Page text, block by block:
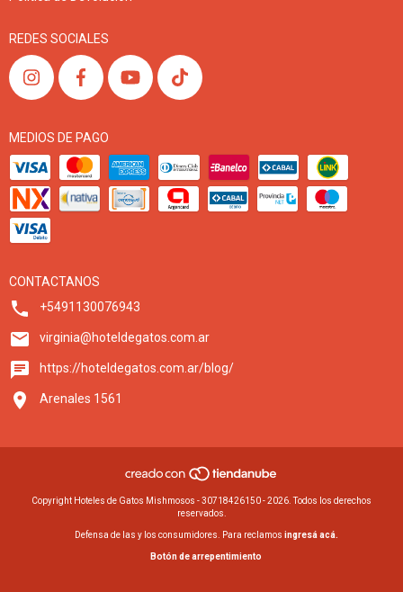
REDES SOCIALES
MEDIOS DE PAGO
CONTACTANOS
+5491130076943
virginia@hoteldegatos.com.ar
https://hoteldegatos.com.ar/blog/
Arenales 1561
Copyright Hoteles de Gatos Mishmosos - 30718426150 - 2026. Todos los derechos
reservados.
Defensa de las y los consumidores. Para reclamos ingresá acá.
Botón de arrepentimiento